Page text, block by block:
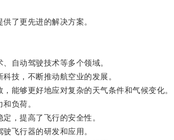
了更先进的解决方案。
自动驾驶技术等多个领域。
技，不断推动航空业的发展。
够更好地应对复杂的天气条件和气候变化。
负荷。
，提高了飞行的安全性。
飞行器的研发和应用。